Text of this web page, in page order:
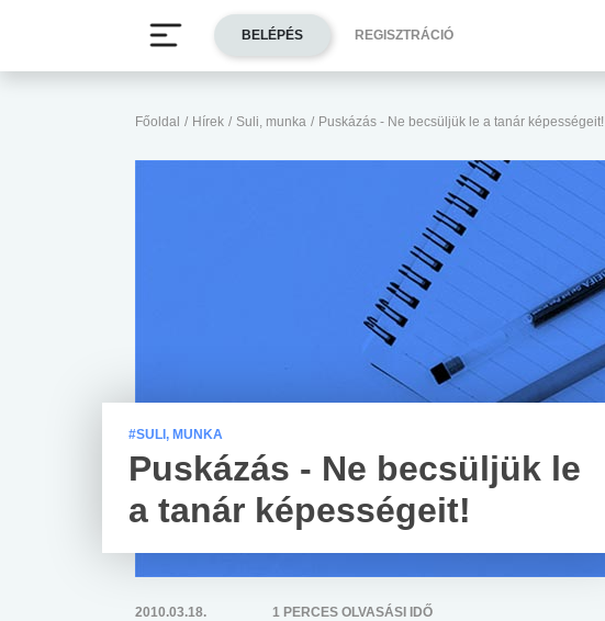
Főoldal / Hírek / Suli, munka / Puskázás - Ne becsüljük le a tanár képességeit!
#SULI, MUNKA
Puskázás - Ne becsüljük le
a tanár képességeit!
2010.03.18. 1 PERCES OLVASÁSI IDŐ
BELÉPÉS REGISZTRÁCIÓ